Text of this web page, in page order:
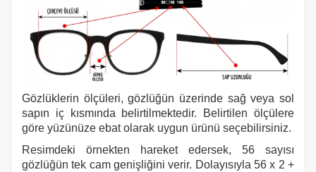
Gözlüklerin ölçüleri, gözlüğün üzerinde sağ veya sol
sapın iç kısmında belirtilmektedir. Belirtilen ölçülere
göre yüzünüze ebat olarak uygun ürünü seçebilirsiniz.
Resimdeki örnekten hareket edersek, 56 sayısı
gözlüğün tek cam genişliğini verir. Dolayısıyla 56 x 2 +